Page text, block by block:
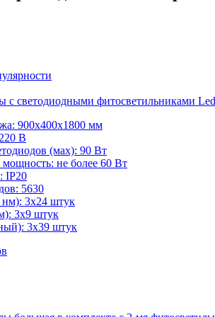
с светодиодными фитосветильниками
900х400х1800 мм
В
(мах): 90 Вт
мощность: не более 60 Вт
IP20
5630
3х24 штук
3х9 штук
3х39 штук